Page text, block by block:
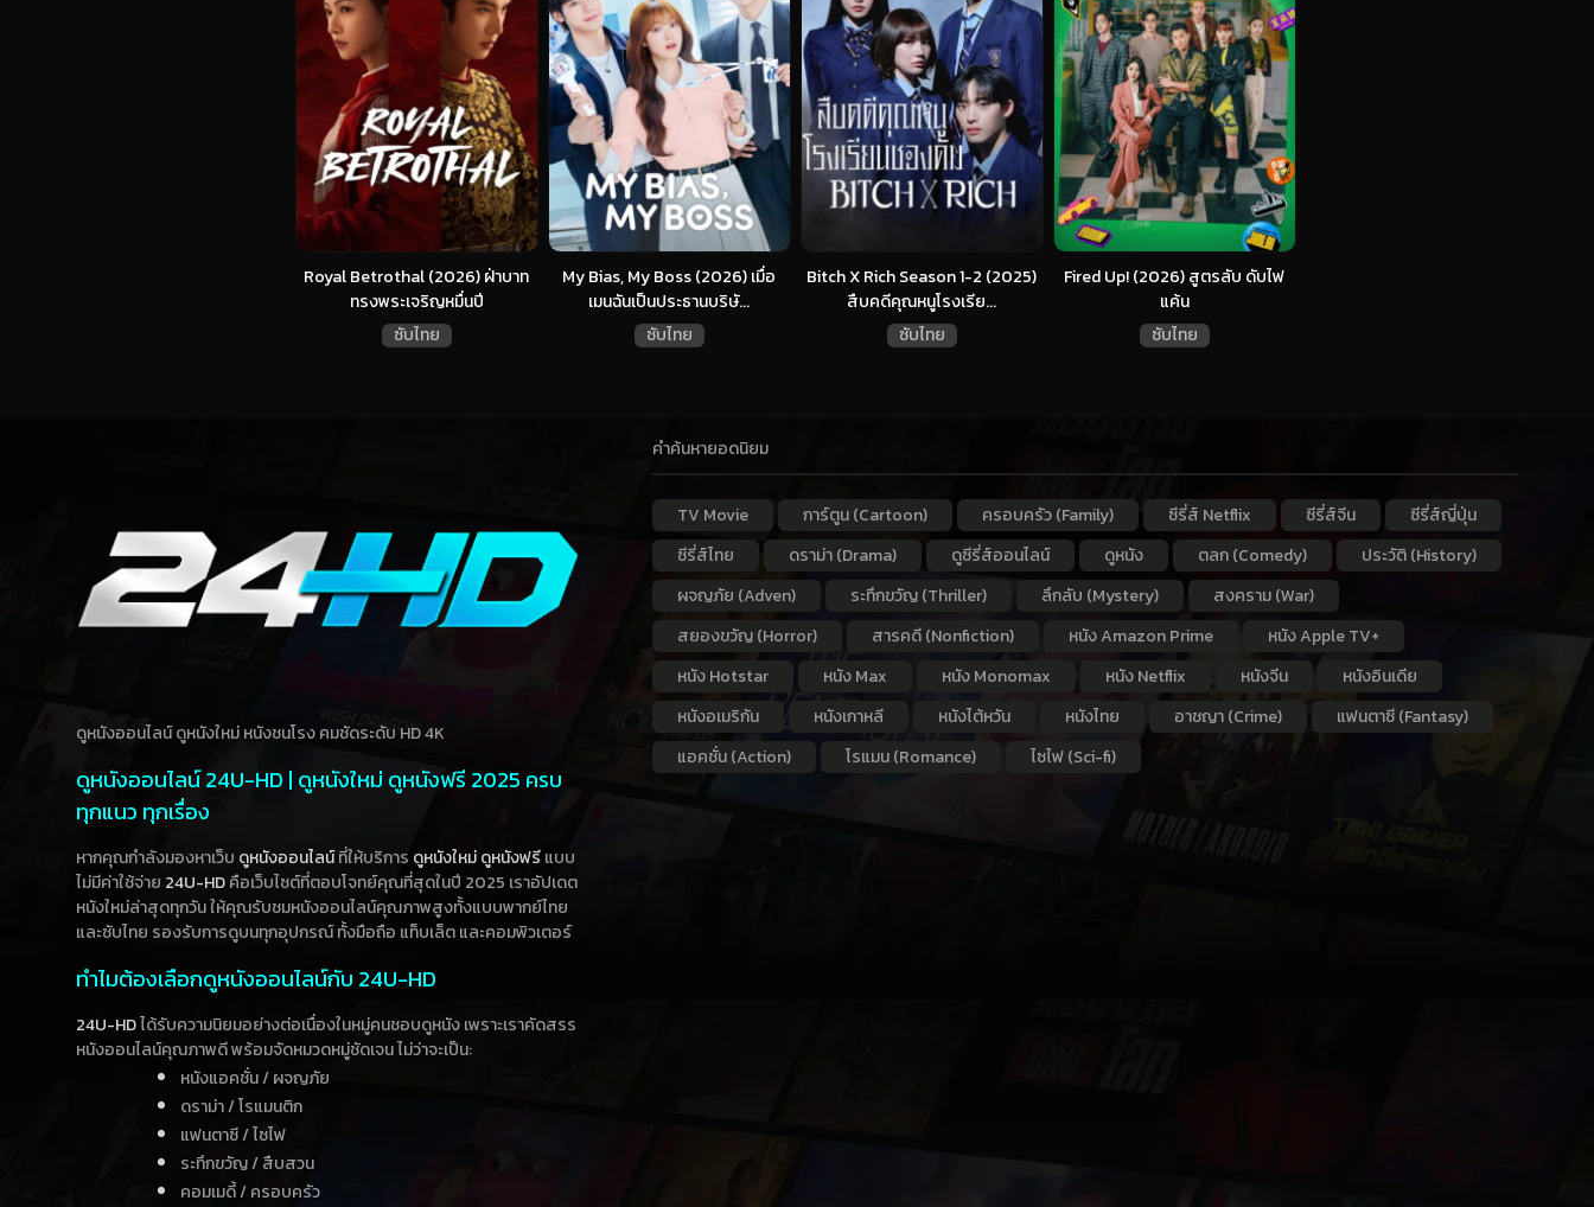
Royal Betrothal (2026) ฝ่าบาท
ทรงพระเจริญหมื่นปี
ซับไทย
My Bias, My Boss (2026) เมื่อ
เมนฉันเป็นประธานบริษั...
ซับไทย
Bitch X Rich Season 1-2 (2025)
สืบคดีคุณหนูโรงเรีย...
ซับไทย
Fired Up! (2026) สูตรลับ ดับไฟ
แค้น
ซับไทย
ดูหนังออนไลน์ ดูหนังใหม่ หนังชนโรง คมชัดระดับ HD 4K
ดูหนังออนไลน์ 24U-HD | ดูหนังใหม่ ดูหนังฟรี 2025 ครบ
ทุกแนว ทุกเรื่อง
หากคุณกำลังมองหาเว็บ ดูหนังออนไลน์ที่ให้บริการ ดูหนังใหม่ดูหนังฟรีแบบ
ไม่มีค่าใช้จ่าย 24U-HDคือเว็บไซต์ที่ตอบโจทย์คุณที่สุดในปี 2025 เราอัปเดต
หนังใหม่ล่าสุดทุกวัน ให้คุณรับชมหนังออนไลน์คุณภาพสูงทั้งแบบพากย์ไทย
และซับไทย รองรับการดูบนทุกอุปกรณ์ ทั้งมือถือ แท็บเล็ต และคอมพิวเตอร์
ทำไมต้องเลือกดูหนังออนไลน์กับ 24U-HD
24U-HDได้รับความนิยมอย่างต่อเนื่องในหมู่คนชอบดูหนัง เพราะเราคัดสรร
หนังออนไลน์คุณภาพดี พร้อมจัดหมวดหมู่ชัดเจน ไม่ว่าจะเป็น:
หนังแอคชั่น / ผจญภัย
ดราม่า / โรแมนติก
แฟนตาซี / ไซไฟ
ระทึกขวัญ / สืบสวน
คอมเมดี้ / ครอบครัว
คำค้นหายอดนิยม
TV Movie การ์ตูน (Cartoon) ครอบครัว (Family) ซีรี่ส์ Netflix ซีรี่ส์จีน
ซีรี่ส์ญี่ปุ่น
ซีรี่ส์ไทย
ดราม่า (Drama) ดูซีรี่ส์ออนไลน์ ดูหนัง ตลก (Comedy)
ประวัติ (History)
ผจญภัย (Adven)
ระทึกขวัญ (Thriller) ลึกลับ (Mystery)
สงคราม (War)
สยองขวัญ (Horror)
สารคดี (Nonfiction) หนัง Amazon Prime
หนัง Apple TV+
หนัง Hotstar
หนัง Max หนัง Monomax หนัง Netflix หนังจีน
หนังอินเดีย
หนังอเมริกัน
หนังเกาหลี หนังไต้หวัน หนังไทย อาชญา (Crime)
แฟนตาซี (Fantasy)
แอคชั่น (Action)
โรแมน (Romance) ไซไฟ (Sci-fi)